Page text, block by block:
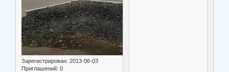
Зарегистрирован: 2013-06-03
Приглашений: 0